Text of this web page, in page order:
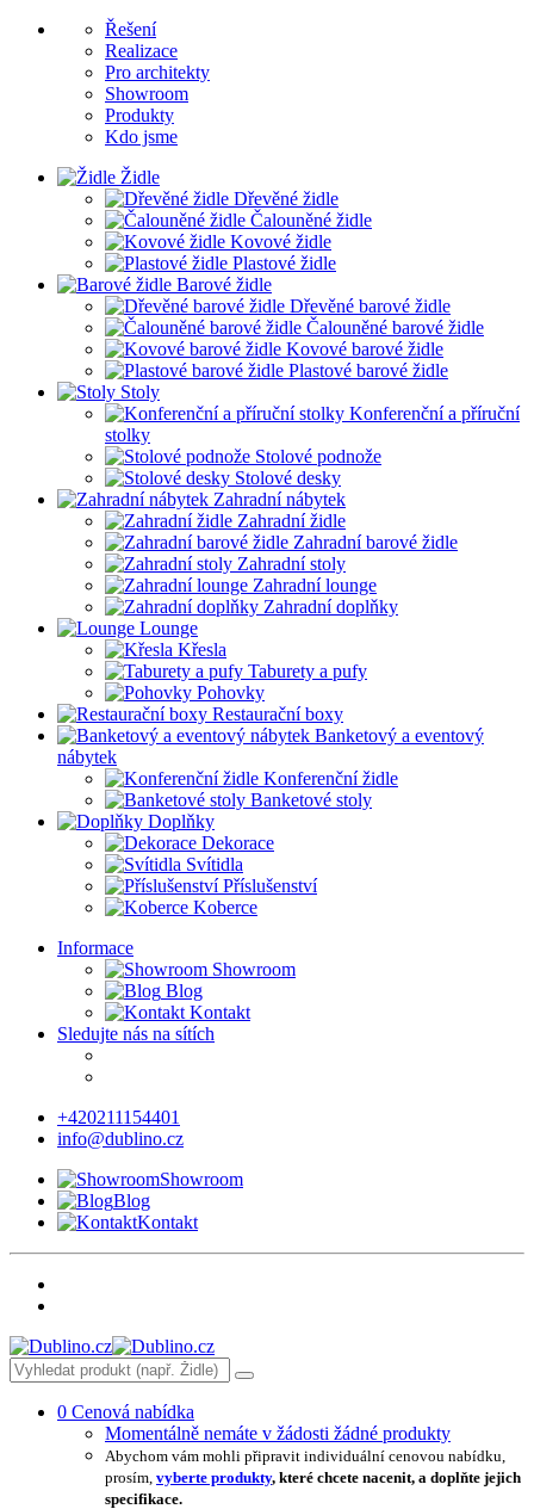
Řešení
Realizace
Pro architekty
Showroom
Produkty
Kdo jsme
Židle
Dřevěné židle
Čalouněné židle
Kovové židle
Plastové židle
Barové židle
Dřevěné barové židle
Čalouněné barové židle
Kovové barové židle
Plastové barové židle
Stoly
Konferenční a příruční
stolky
Stolové podnože
Stolové desky
Zahradní nábytek
Zahradní židle
Zahradní barové židle
Zahradní stoly
Zahradní lounge
Zahradní doplňky
Lounge
Křesla
Taburety a pufy
Pohovky
Restaurační boxy
Banketový a eventový
nábytek
Konferenční židle
Banketové stoly
Doplňky
Dekorace
Svítidla
Příslušenství
Koberce
Informace
Showroom
Blog
Kontakt
Sledujte nás na sítích
+420211154401
info@dublino.cz
Showroom
Blog
Kontakt
0 Cenová nabídka
Momentálně nemáte v žádosti žádné produkty
Abychom vám mohli připravit individuální cenovou nabídku,
prosím, vyberte produkty, které chcete nacenit, a doplňte jejich
specifikace.